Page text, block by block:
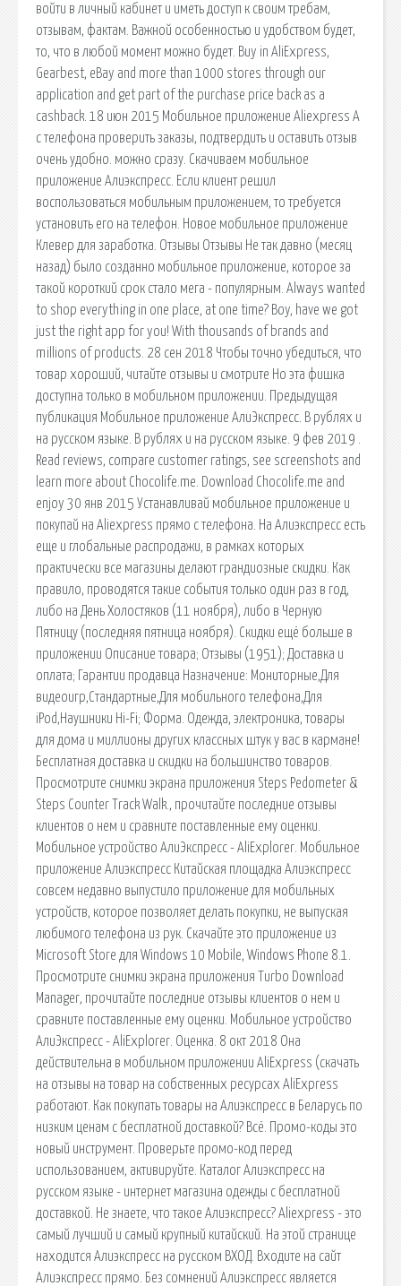
войти в личный кабинет и иметь доступ к своим требам,
отзывам, фактам. Важной особенностью и удобством будет,
то, что в любой момент можно будет. Buy in AliExpress,
Gearbest, eBay and more than 1000 stores through our
application and get part of the purchase price back as a
cashback. 18 июн 2015 Мобильное приложение Aliexpress А
с телефона проверить заказы, подтвердить и оставить отзыв
очень удобно. можно сразу. Скачиваем мобильное
приложение Алиэкспресс. Если клиент решил
воспользоваться мобильным приложением, то требуется
установить его на телефон. Новое мобильное приложение
Клевер для заработка. Отзывы Отзывы Не так давно (месяц
назад) было созданно мобильное приложение, которое за
такой короткий срок стало мега - популярным. Always wanted
to shop everything in one place, at one time? Boy, have we got
just the right app for you! With thousands of brands and
millions of products. 28 сен 2018 Чтобы точно убедиться, что
товар хороший, читайте отзывы и смотрите Но эта фишка
доступна только в мобильном приложении. Предыдущая
публикация Мобильное приложение АлиЭкспресс. В рублях и
на русском языке. В рублях и на русском языке. 9 фев 2019 .
Read reviews, compare customer ratings, see screenshots and
learn more about Chocolife.me. Download Chocolife.me and
enjoy 30 янв 2015 Устанавливай мобильное приложение и
покупай на Aliexpress прямо с телефона. На Алиэкспресс есть
еще и глобальные распродажи, в рамках которых
практически все магазины делают грандиозные скидки. Как
правило, проводятся такие события только один раз в год,
либо на День Холостяков (11 ноября), либо в Черную
Пятницу (последняя пятница ноября). Скидки ещё больше в
приложении Описание товара; Отзывы (1951); Доставка и
оплата; Гарантии продавца Назначение: Мониторные,Для
видеоигр,Стандартные,Для мобильного телефона,Для
iPod,Наушники Hi-Fi; Форма. Одежда, электроника, товары
для дома и миллионы других классных штук у вас в кармане!
Бесплатная доставка и скидки на большинство товаров.
Просмотрите снимки экрана приложения Steps Pedometer &
Steps Counter Track Walk., прочитайте последние отзывы
клиентов о нем и сравните поставленные ему оценки.
Мобильное устройство АлиЭкспресс - AliExplorer. Мобильное
приложение Алиэкспресс Китайская площадка Алиэкспресс
совсем недавно выпустило приложение для мобильных
устройств, которое позволяет делать покупки, не выпуская
любимого телефона из рук. Скачайте это приложение из
Microsoft Store для Windows 10 Mobile, Windows Phone 8.1.
Просмотрите снимки экрана приложения Turbo Download
Manager, прочитайте последние отзывы клиентов о нем и
сравните поставленные ему оценки. Мобильное устройство
АлиЭкспресс - AliExplorer. Оценка. 8 окт 2018 Она
действительна в мобильном приложении AliExpress (скачать
на отзывы на товар на собственных ресурсах AliExpress
работают. Как покупать товары на Алиэкспресс в Беларусь по
низким ценам с бесплатной доставкой? Всё. Промо-коды это
новый инструмент. Проверьте промо-код перед
использованием, активируйте. Каталог Алиэкспресс на
русском языке - интернет магазина одежды с бесплатной
доставкой. Не знаете, что такое Алиэкспресс? Aliexpress - это
самый лучший и самый крупный китайский. На этой странице
находится Алиэкспресс на русском ВХОД. Входите на сайт
Алиэкспресс прямо. Без сомнений Алиэкспресс является